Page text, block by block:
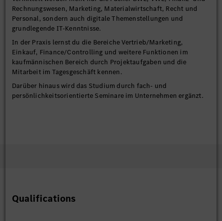
Rechnungswesen, Marketing, Materialwirtschaft, Recht und
Personal, sondern auch digitale Themenstellungen und
grundlegende IT-Kenntnisse.
In der Praxis lernst du die Bereiche Vertrieb/Marketing,
Einkauf, Finance/Controlling und weitere Funktionen im
kaufmännischen Bereich durch Projektaufgaben und die
Mitarbeit im Tagesgeschäft kennen.
Darüber hinaus wird das Studium durch fach- und
persönlichkeitsorientierte Seminare im Unternehmen ergänzt.
Qualifications